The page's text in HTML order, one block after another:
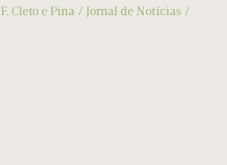
F. Cleto e Pina
Jornal de Notícias